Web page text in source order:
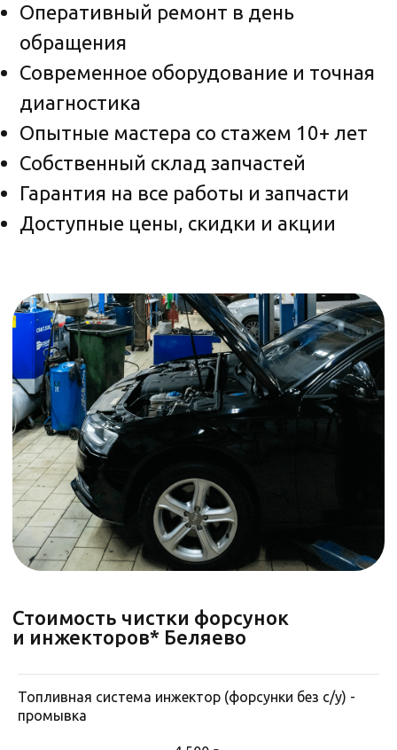
Топливная система инжектор (форсунки без с/у) -
промывка
Чистка форсунок
и инжекторов Беляево
Отзывы об автосервисе